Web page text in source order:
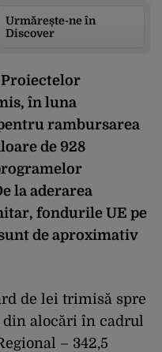
Urmărește-ne în
Discover
în luna
rambursarea
de 928
la aderarea
fondurile UE pe
de aproximativ
de lei trimisă spre
din alocări în cadrul
– 342,5